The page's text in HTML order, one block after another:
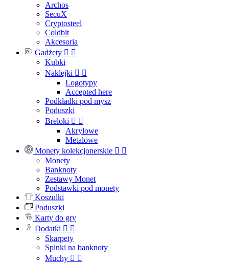
Archos
SecuX
Cryptosteel
Coldbit
Akcesoria
Gadżety  
Kubki
Naklejki  
Logotypy
Accepted here
Podkładki pod mysz
Poduszki
Breloki  
Akrylowe
Metalowe
Monety kolekcjonerskie  
Monety
Banknoty
Zestawy Monet
Podstawki pod monety
Koszulki
Poduszki
Karty do gry
Dodatki  
Skarpety
Spinki na banknoty
Muchy  